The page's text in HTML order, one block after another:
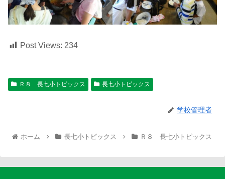
Post Views: 234
Ｒ８ 長七小トピックス 長七小トピックス
学校管理者
ホーム 長七小トピックス Ｒ８ 長七小トピックス